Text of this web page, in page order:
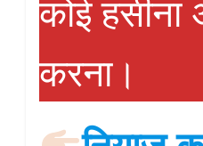
कोई
करना।